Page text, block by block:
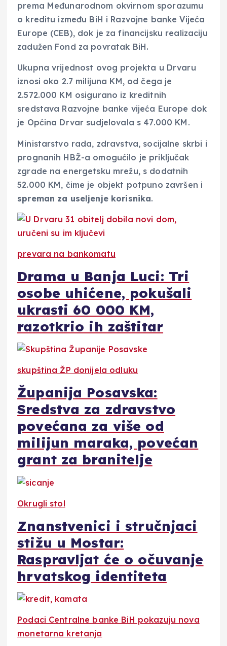
prema Međunarodnom okvirnom sporazumu
o kreditu između BiH i Razvojne banke Vijeća
Europe (CEB), dok je za financijsku realizaciju
zadužen Fond za povratak BiH.
Ukupna vrijednost ovog projekta u Drvaru
iznosi oko 2.7 milijuna KM, od čega je
2.572.000 KM osigurano iz kreditnih
sredstava Razvojne banke vijeća Europe dok
je Općina Drvar sudjelovala s 47.000 KM.
Ministarstvo rada, zdravstva, socijalne skrbi i
prognanih HBŽ-a omogućilo je priključak
zgrade na energetsku mrežu, s dodatnih
52.000 KM, čime je objekt potpuno završen i
spreman za useljenje korisnika.
prevara na bankomatu
Drama u Banja Luci: Tri
osobe uhićene, pokušali
ukrasti 60 000 KM,
razotkrio ih zaštitar
skupština ŽP donijela odluku
Županija Posavska:
Sredstva za zdravstvo
povećana za više od
milijun maraka, povećan
grant za branitelje
Okrugli stol
Znanstvenici i stručnjaci
stižu u Mostar:
Raspravljat će o očuvanje
hrvatskog identiteta
Podaci Centralne banke BiH pokazuju nova
monetarna kretanja